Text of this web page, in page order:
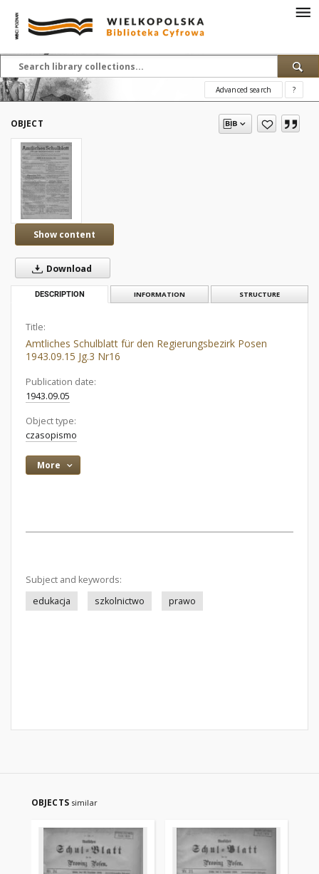
Advanced search ?
OBJECT
Show content
Download
DESCRIPTION INFORMATION STRUCTURE
Title:
Amtliches Schulblatt für den Regierungsbezirk Posen
1943.09.15 Jg.3 Nr16
Publication date:
1943.09.05
Object type:
czasopismo
More
Subject and keywords:
edukacja
szkolnictwo prawo
OBJECTS similar